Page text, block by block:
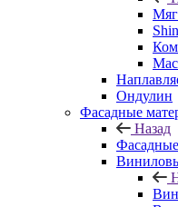
Ондулин
Фасадные
Назад